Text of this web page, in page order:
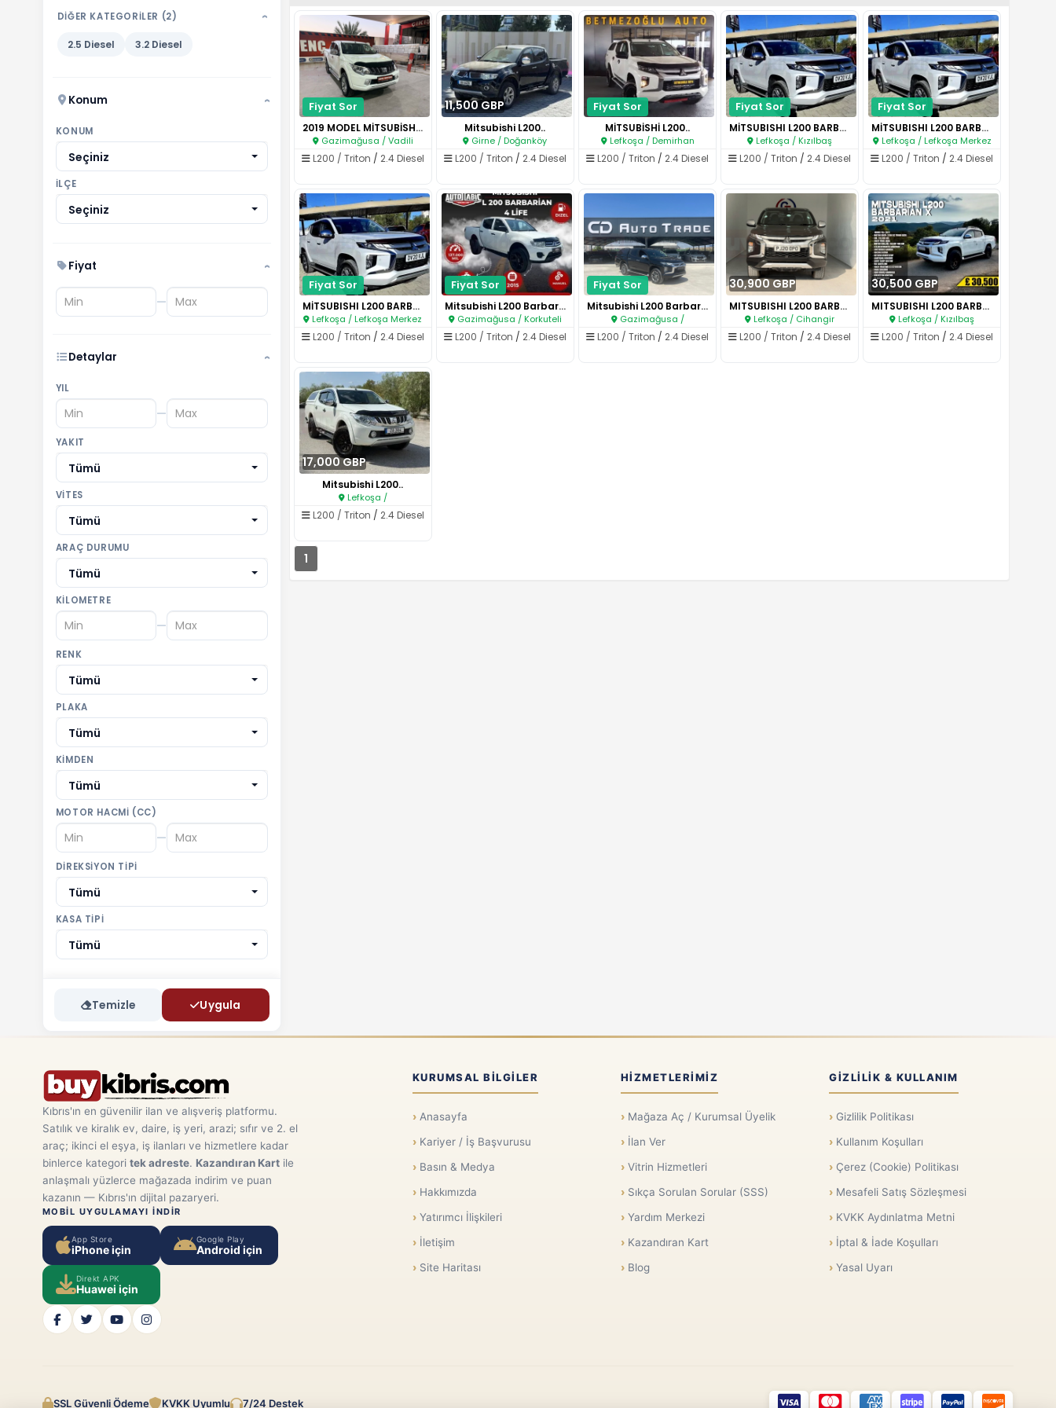
DİĞER KATEGORİLER (2) ›
2.5 Diesel 3.2 Diesel
Konum ›
KONUM
Seçiniz
İLÇE
Seçiniz
Fiyat ›
—
Detaylar ›
YIL
—
YAKIT
Tümü
VITES
Tümü
ARAÇ DURUMU
Tümü
KILOMETRE
—
RENK
Tümü
PLAKA
Tümü
KIMDEN
Tümü
MOTOR HACMI (CC)
—
DIREKSIYON TIPI
Tümü
KASA TIPI
Tümü
Temizle Uygula
Fiyat Sor
2019 MODEL MİTSUBİSHİ L-200..
Gazimağusa / Vadili
L200 / Triton / 2.4 Diesel
11,500 GBP
Mitsubishi L200..
Girne / Doğanköy
L200 / Triton / 2.4 Diesel
Fiyat Sor
MİTSUBİSHİ L200..
Lefkoşa / Demirhan
L200 / Triton / 2.4 Diesel
Fiyat Sor
MİTSUBISHI L200 BARBARIAN X 2..
Lefkoşa / Kızılbaş
L200 / Triton / 2.4 Diesel
Fiyat Sor
MİTSUBISHI L200 BARBARIAN X 2..
Lefkoşa / Lefkoşa Merkez
L200 / Triton / 2.4 Diesel
Fiyat Sor
MİTSUBISHI L200 BARBARIAN 2.2..
Lefkoşa / Lefkoşa Merkez
L200 / Triton / 2.4 Diesel
Fiyat Sor
Mitsubishi L200 Barbarian 4 Li..
Gazimağusa / Korkuteli
L200 / Triton / 2.4 Diesel
Fiyat Sor
Mitsubishi L200 Barbarian X ..
Gazimağusa /
L200 / Triton / 2.4 Diesel
30,900 GBP
MITSUBISHI L200 BARBARIAN X..
Lefkoşa / Cihangir
L200 / Triton / 2.4 Diesel
30,500 GBP
MITSUBISHI L200 BARBARIAN X..
Lefkoşa / Kızılbaş
L200 / Triton / 2.4 Diesel
17,000 GBP
Mitsubishi L200..
Lefkoşa /
L200 / Triton / 2.4 Diesel
1
Kıbrıs'ın en güvenilir ilan ve alışveriş platformu.
Satılık ve kiralık ev, daire, iş yeri, arazi; sıfır ve 2. el
araç; ikinci el eşya, iş ilanları ve hizmetlere kadar
binlerce kategori tek adreste. Kazandıran Kartile
anlaşmalı yüzlerce mağazada indirim ve puan
kazanın — Kıbrıs'ın dijital pazaryeri.
MOBIL UYGULAMAYI INDIR
App Store
iPhone için
Google Play
Android için
Direkt APK
Huawei için
KURUMSAL BILGILER
Anasayfa
Kariyer / İş Başvurusu
Basın & Medya
Hakkımızda
Yatırımcı İlişkileri
İletişim
Site Haritası
HIZMETLERIMIZ
Mağaza Aç / Kurumsal Üyelik
İlan Ver
Vitrin Hizmetleri
Sıkça Sorulan Sorular (SSS)
Yardım Merkezi
Kazandıran Kart
Blog
GIZLILIK & KULLANIM
Gizlilik Politikası
Kullanım Koşulları
Çerez (Cookie) Politikası
Mesafeli Satış Sözleşmesi
KVKK Aydınlatma Metni
İptal & İade Koşulları
Yasal Uyarı
SSL Güvenli Ödeme KVKK Uyumlu 7/24 Destek